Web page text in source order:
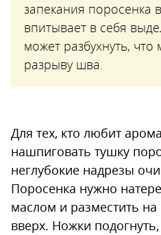
запекания поросенка
впитывает в себя
может разбухнуть,
разрыву шва.
Для тех, кто любит
нашпиговать тушку
неглубокие надрезы
Поросенка нужно
маслом и разместить
вверх. Ножки